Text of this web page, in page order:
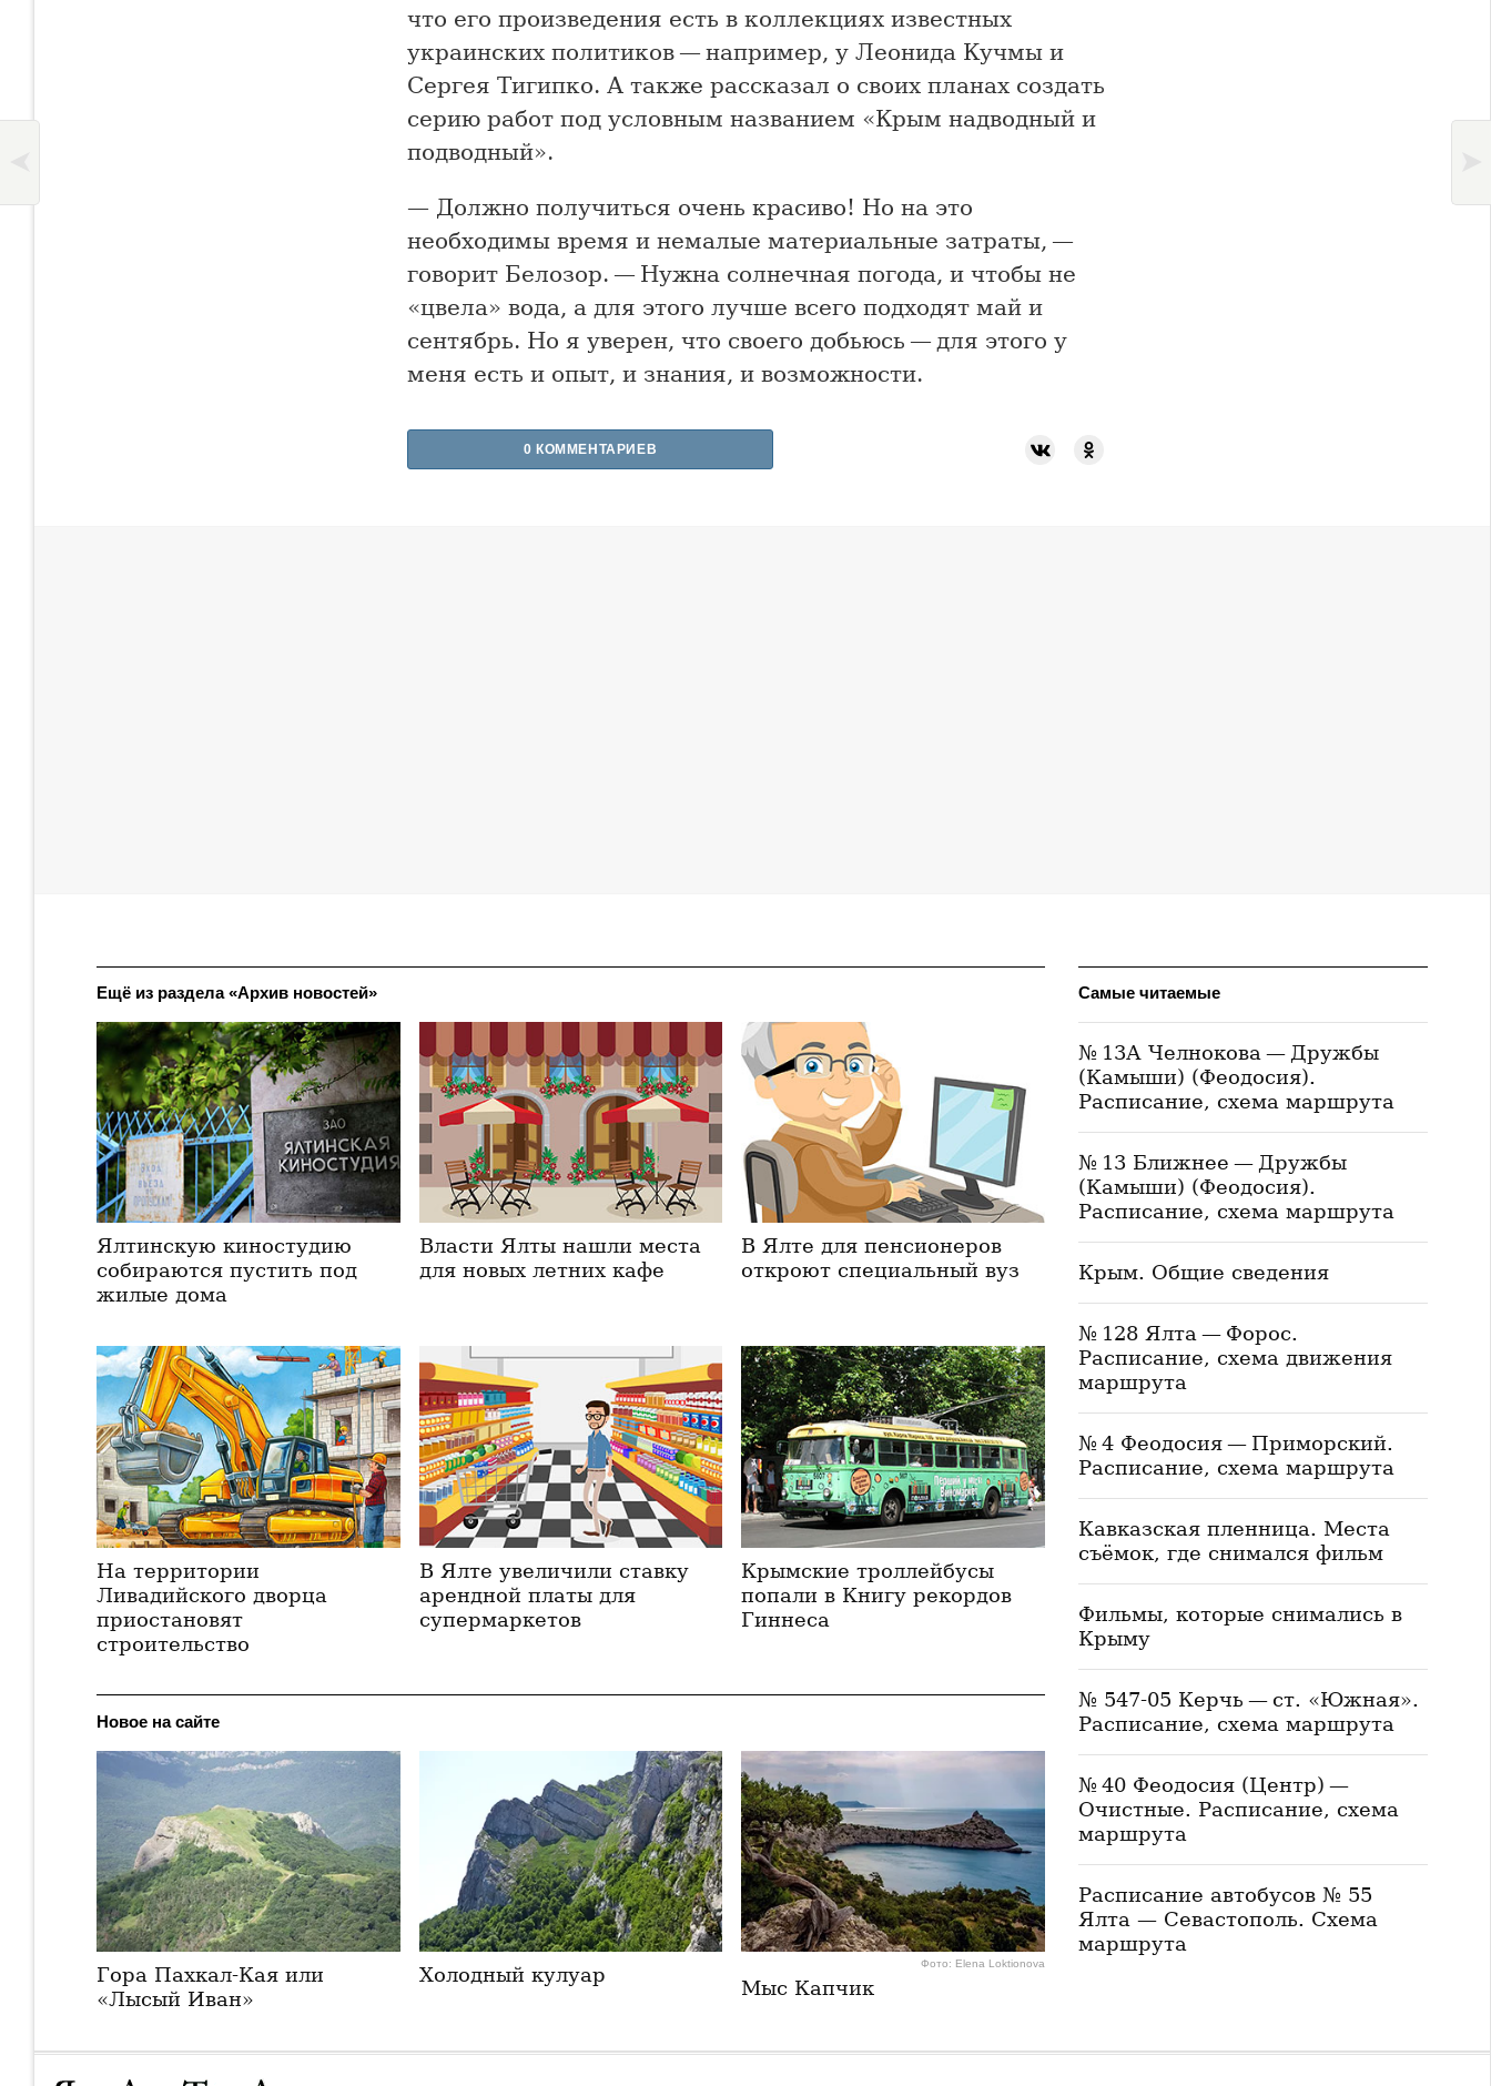
что его произведения есть в коллекциях известных
украинских политиков — например, у Леонида Кучмы и
Сергея Тигипко. А также рассказал о своих планах создать
серию работ под условным названием «Крым надводный и
подводный».
— Должно получиться очень красиво! Но на это
необходимы время и немалые материальные затраты, —
говорит Белозор. — Нужна солнечная погода, и чтобы не
«цвела» вода, а для этого лучше всего подходят май и
сентябрь. Но я уверен, что своего добьюсь — для этого у
меня есть и опыт, и знания, и возможности.
0 КОММЕНТАРИЕВ
Ещё из раздела «Архив новостей»
Ялтинскую киностудию
собираются пустить под
жилые дома
Власти Ялты нашли места
для новых летних кафе
В Ялте для пенсионеров
откроют специальный вуз
На территории
Ливадийского дворца
приостановят
строительство
В Ялте увеличили ставку
арендной платы для
супермаркетов
Крымские троллейбусы
попали в Книгу рекордов
Гиннеса
Новое на сайте
Гора Пахкал-Кая или
«Лысый Иван»
Холодный кулуар Фото: Elena Loktionova
Мыс Капчик
Самые читаемые
№ 13А Челнокова — Дружбы
(Камыши) (Феодосия).
Расписание, схема маршрута
№ 13 Ближнее — Дружбы
(Камыши) (Феодосия).
Расписание, схема маршрута
Крым. Общие сведения
№ 128 Ялта — Форос.
Расписание, схема движения
маршрута
№ 4 Феодосия — Приморский.
Расписание, схема маршрута
Кавказская пленница. Места
съёмок, где снимался фильм
Фильмы, которые снимались в
Крыму
№ 547-05 Керчь — ст. «Южная».
Расписание, схема маршрута
№ 40 Феодосия (Центр) —
Очистные. Расписание, схема
маршрута
Расписание автобусов № 55
Ялта — Севастополь. Схема
маршрута